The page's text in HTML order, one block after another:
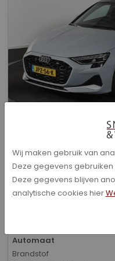
Audi A3 - Sportback
Bouwjaar
01-2026
Kilometerstand
Automaat
Brandstof
Wij maken gebruik van
Deze gegevens
Deze gegevens blijven
analytische cookies hier